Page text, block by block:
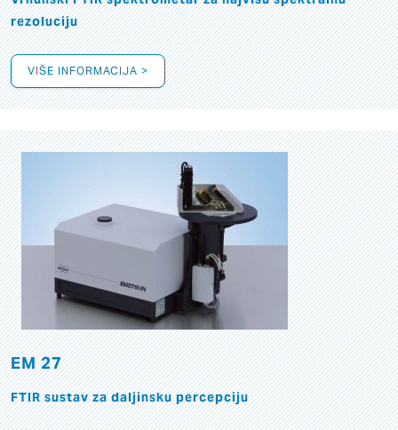
rezoluciju
VIŠE INFORMACIJA >
EM 27
FTIR sustav za daljinsku percepciju